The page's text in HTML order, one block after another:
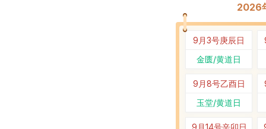
2026
9月3号庚辰日
金匮/黄道日
9月8号乙酉日
玉堂/黄道日
9月14号辛卯日